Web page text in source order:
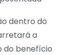
dentro do
a
do benefício